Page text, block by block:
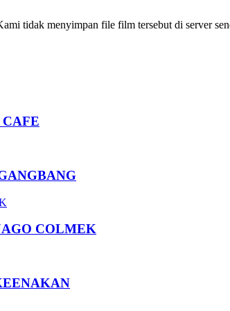
tidak menyimpan file film tersebut di server
COLMEK